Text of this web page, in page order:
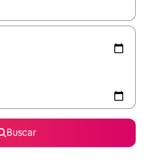
disponíveis, explore-os
Buscar